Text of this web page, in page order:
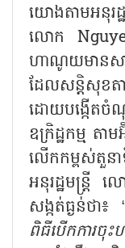
យោងតាមអនុរដ្
លោក
ហាណូយមានសា
ដែលសន្តិសុខ
ដោយបង្កើតចំណុ
ឧក្រិដ្ឋកម្ម
លើកកម្ពស់តួន
អនុរដ្ឋមន្ត្
សង្កត់ធ្ងន់ថា៖
ពិធីបើកការចុះ